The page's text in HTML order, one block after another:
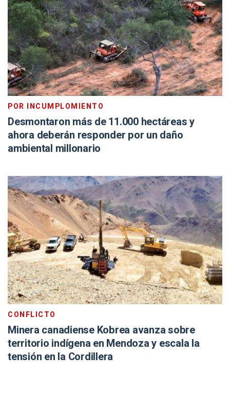
POR INCUMPLOMIENTO
Desmontaron más de 11.000 hectáreas y
ahora deberán responder por un daño
ambiental millonario
CONFLICTO
Minera canadiense Kobrea avanza sobre
territorio indígena en Mendoza y escala la
tensión en la Cordillera